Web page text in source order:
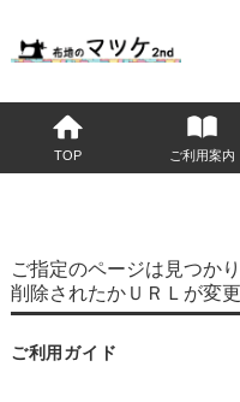
TOP ご利用案内
ご指定のページは見つかり
削除されたかＵＲＬが変
ご利用ガイド